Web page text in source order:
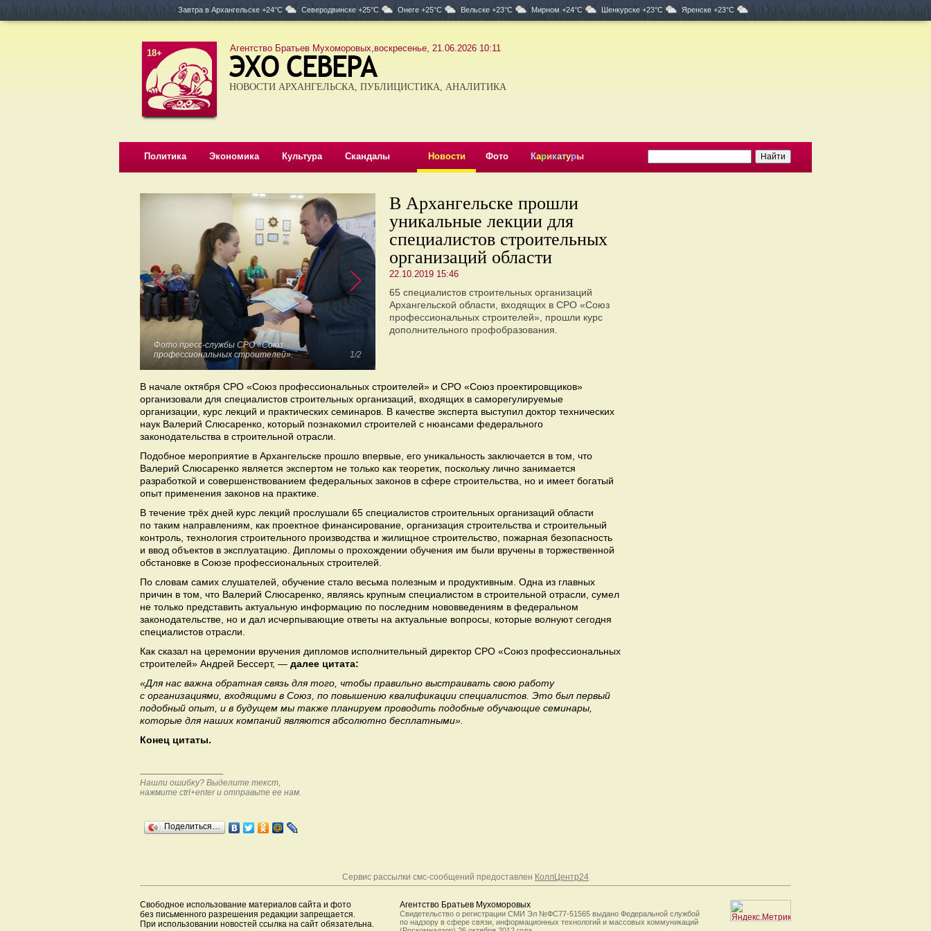
Завтра в Архангельске +24°C Северодвинске +25°C Онеге +25°C Вельске +23°C Мирном +24°C Шенкурске +23°C Яренске +23°C
18+ Агентство Братьев Мухоморовых,воскресенье, 21.06.2026 10:11
НОВОСТИ АРХАНГЕЛЬСКА, ПУБЛИЦИСТИКА, АНАЛИТИКА
Политика Экономика Культура Скандалы Новости Фото Карикатуры
Фото пресс-службы СРО «Союз
профессиональных строителей».
1/2
В Архангельске прошли
уникальные лекции для
специалистов строительных
организаций области
22.10.2019 15:46
65 специалистов строительных организаций
Архангельской области, входящих в СРО «Союз
профессиональных строителей», прошли курс
дополнительного профобразования.
В начале октября СРО «Союз профессиональных строителей» и СРО «Союз проектировщиков»
организовали для специалистов строительных организаций, входящих в саморегулируемые
организации, курс лекций и практических семинаров. В качестве эксперта выступил доктор технических
наук Валерий Слюсаренко, который познакомил строителей с нюансами федерального
законодательства в строительной отрасли.
Подобное мероприятие в Архангельске прошло впервые, его уникальность заключается в том, что
Валерий Слюсаренко является экспертом не только как теоретик, поскольку лично занимается
разработкой и совершенствованием федеральных законов в сфере строительства, но и имеет богатый
опыт применения законов на практике.
В течение трёх дней курс лекций прослушали 65 специалистов строительных организаций области
по таким направлениям, как проектное финансирование, организация строительства и строительный
контроль, технология строительного производства и жилищное строительство, пожарная безопасность
и ввод объектов в эксплуатацию. Дипломы о прохождении обучения им были вручены в торжественной
обстановке в Союзе профессиональных строителей.
По словам самих слушателей, обучение стало весьма полезным и продуктивным. Одна из главных
причин в том, что Валерий Слюсаренко, являясь крупным специалистом в строительной отрасли, сумел
не только представить актуальную информацию по последним нововведениям в федеральном
законодательстве, но и дал исчерпывающие ответы на актуальные вопросы, которые волнуют сегодня
специалистов отрасли.
Как сказал на церемонии вручения дипломов исполнительный директор СРО «Союз профессиональных
строителей» Андрей Бессерт, — далее цитата:
«Для нас важна обратная связь для того, чтобы правильно выстраивать свою работу
с организациями, входящими в Союз, по повышению квалификации специалистов. Это был первый
подобный опыт, и в будущем мы также планируем проводить подобные обучающие семинары,
которые для наших компаний являются абсолютно бесплатными».
Конец цитаты.
Нашли ошибку? Выделите текст,
нажмите ctrl+enter и отправьте ее нам.
Поделиться…
Сервис рассылки смс-сообщений предоставлен КоллЦентр24
Свободное использование материалов сайта и фото
без письменного разрешения редакции запрещается.
При использовании новостей ссылка на сайт обязательна.
Агентство Братьев Мухоморовых
Свидетельство о регистрации СМИ Эл №ФС77-51565 выдано Федеральной службой
по надзору в сфере связи, информационных технологий и массовых коммуникаций